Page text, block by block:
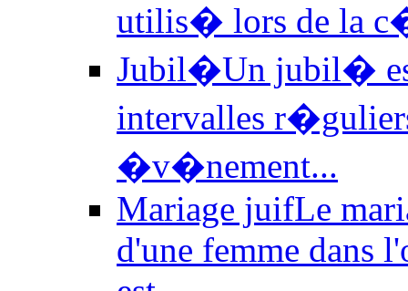
utilis� lors de la
Jubil�Un jubil�
intervalles
�v�nement...
Mariage juifLe
d'une femme dans